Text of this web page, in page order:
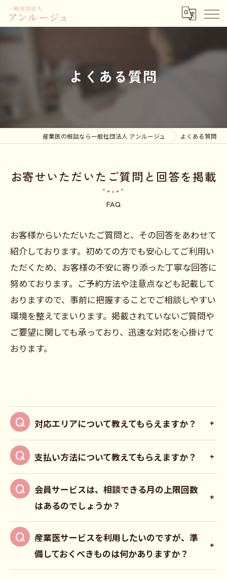
よくある質問
産業医の相談なら一般社団法人 アンルージュ よくある質問
お寄せいただいたご質問と回答を掲載
FAQ
お客様からいただいたご質問と、その回答をあわせて
紹介しております。初めての方でも安心してご利用い
ただくため、お客様の不安に寄り添った丁寧な回答に
努めております。ご予約方法や注意点なども記載して
おりますので、事前に把握することでご相談しやすい
環境を整えてまいります。掲載されていないご質問や
ご要望に関しても承っており、迅速な対応を心掛けて
おります。
対応エリアについて教えてもらえますか？
支払い方法について教えてもらえますか？
会員サービスは、相談できる月の上限回数
はあるのでしょうか？
産業医サービスを利用したいのですが、準
備しておくべきものは何かありますか？